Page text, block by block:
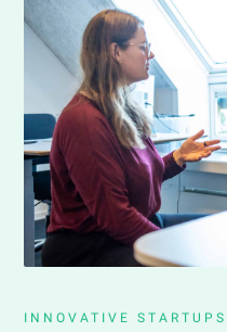
INNOVATIVE